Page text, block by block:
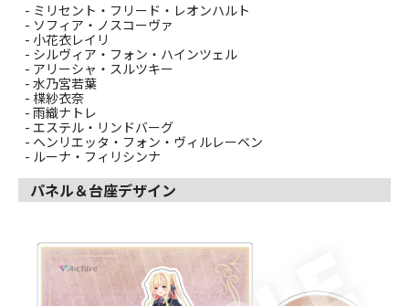
- ミリセント・フリード・レオンハルト
- ソフィア・ノスコーヴァ
- 小花衣レイリ
- シルヴィア・フォン・ハインツェル
- アリーシャ・スルツキー
- 水乃宮若葉
- 楪紗衣奈
- 雨織ナトレ
- エステル・リンドバーグ
- ヘンリエッタ・フォン・ヴィルレーベン
- ルーナ・フィリシンナ
パネル＆台座デザイン